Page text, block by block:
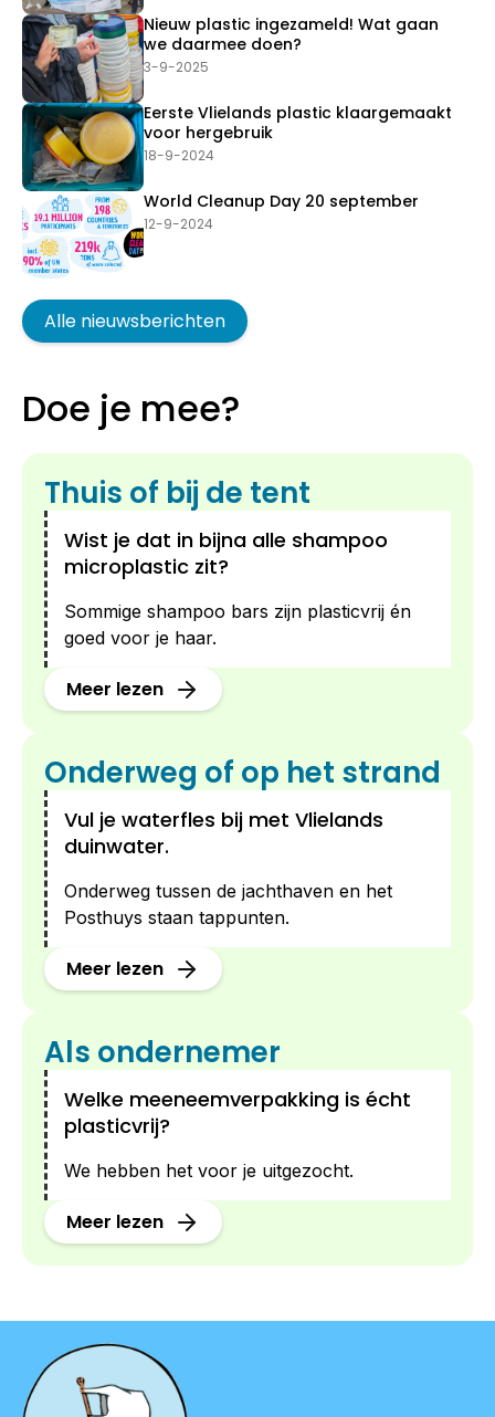
Nieuw plastic ingezameld! Wat gaan
we daarmee doen?
3-9-2025
Eerste Vlielands plastic klaargemaakt
voor hergebruik
18-9-2024
World Cleanup Day 20 september
12-9-2024
Alle nieuwsberichten
Doe je mee?
Thuis of bij de tent
Wist je dat in bijna alle shampoo
microplastic zit?
Sommige shampoo bars zijn plasticvrij én
goed voor je haar.
Meer lezen
Onderweg of op het strand
Vul je waterfles bij met Vlielands
duinwater.
Onderweg tussen de jachthaven en het
Posthuys staan tappunten.
Meer lezen
Als ondernemer
Welke meeneemverpakking is écht
plasticvrij?
We hebben het voor je uitgezocht.
Meer lezen